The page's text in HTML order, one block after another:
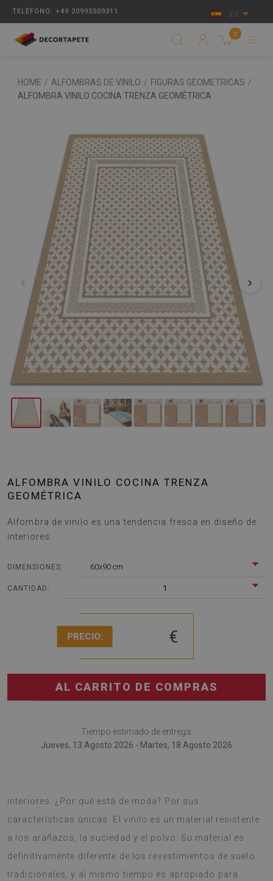
TELÉFONO: +49 20995509311 ES
0
HOME / ALFOMBRAS DE VINILO / FIGURAS GEOMETRICAS /
ALFOMBRA VINILO COCINA TRENZA GEOMÉTRICA
‹ ›
ALFOMBRA VINILO COCINA TRENZA
GEOMÉTRICA
Alfombra de vinilo es una tendencia fresca en diseño de
interiores.
DIMENSIONES: 60x90 cm
CANTIDAD: 1
PRECIO: €
AL CARRITO DE COMPRAS
Tiempo estimado de entrega:
Jueves, 13 Agosto 2026 - Martes, 18 Agosto 2026
interiores. ¿Por qué está de moda? Por sus
características únicas. El vinilo es un material resistente
a los arañazos, la suciedad y el polvo. Su material es
definitivamente diferente de los revestimientos de suelo
tradicionales, y al mismo tiempo es apropiado para